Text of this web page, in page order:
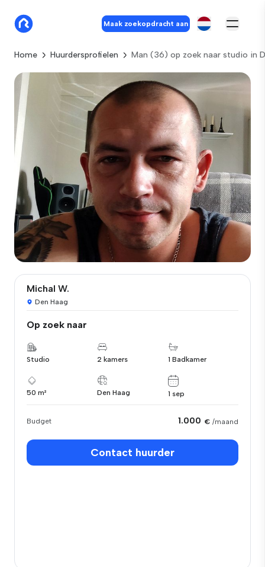
Maak zoekopdracht aan
Home Huurdersprofielen Man (36) op zoek naar studio in
Michal W.
Den Haag
Op zoek naar
Studio 2 kamers 1 Badkamer
50 m² Den Haag 1 sep
Budget 1.000 € /maand
Contact huurder